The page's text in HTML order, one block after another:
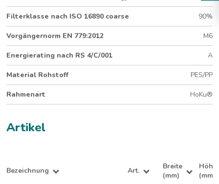
Submicron-Medium
600 mm Tiefe
Hygienegeprüfter HoKu®-Rahmen
Filterklasse nach ISO 16890 coarse 90%
Vorgängernorm EN 779:2012 M6
Energierating nach RS 4/C/001 A
Material Rohstoff PES/PP
Rahmenart HoKu®
Artikel
Bezeichnung Art.
Breite
(mm)
Höhe
(mm)